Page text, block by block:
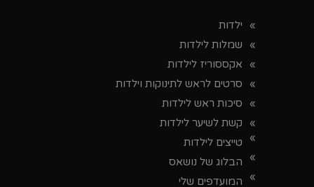
ילדות
שמלות לילדות
אקססוריז לילדות
סרטים לראש לתינוקות וילדות
סיכות ראש לילדות
קשת לשיער לילדות
טייצים לילדות
הבלוג של נושאס
המועדפים שלי